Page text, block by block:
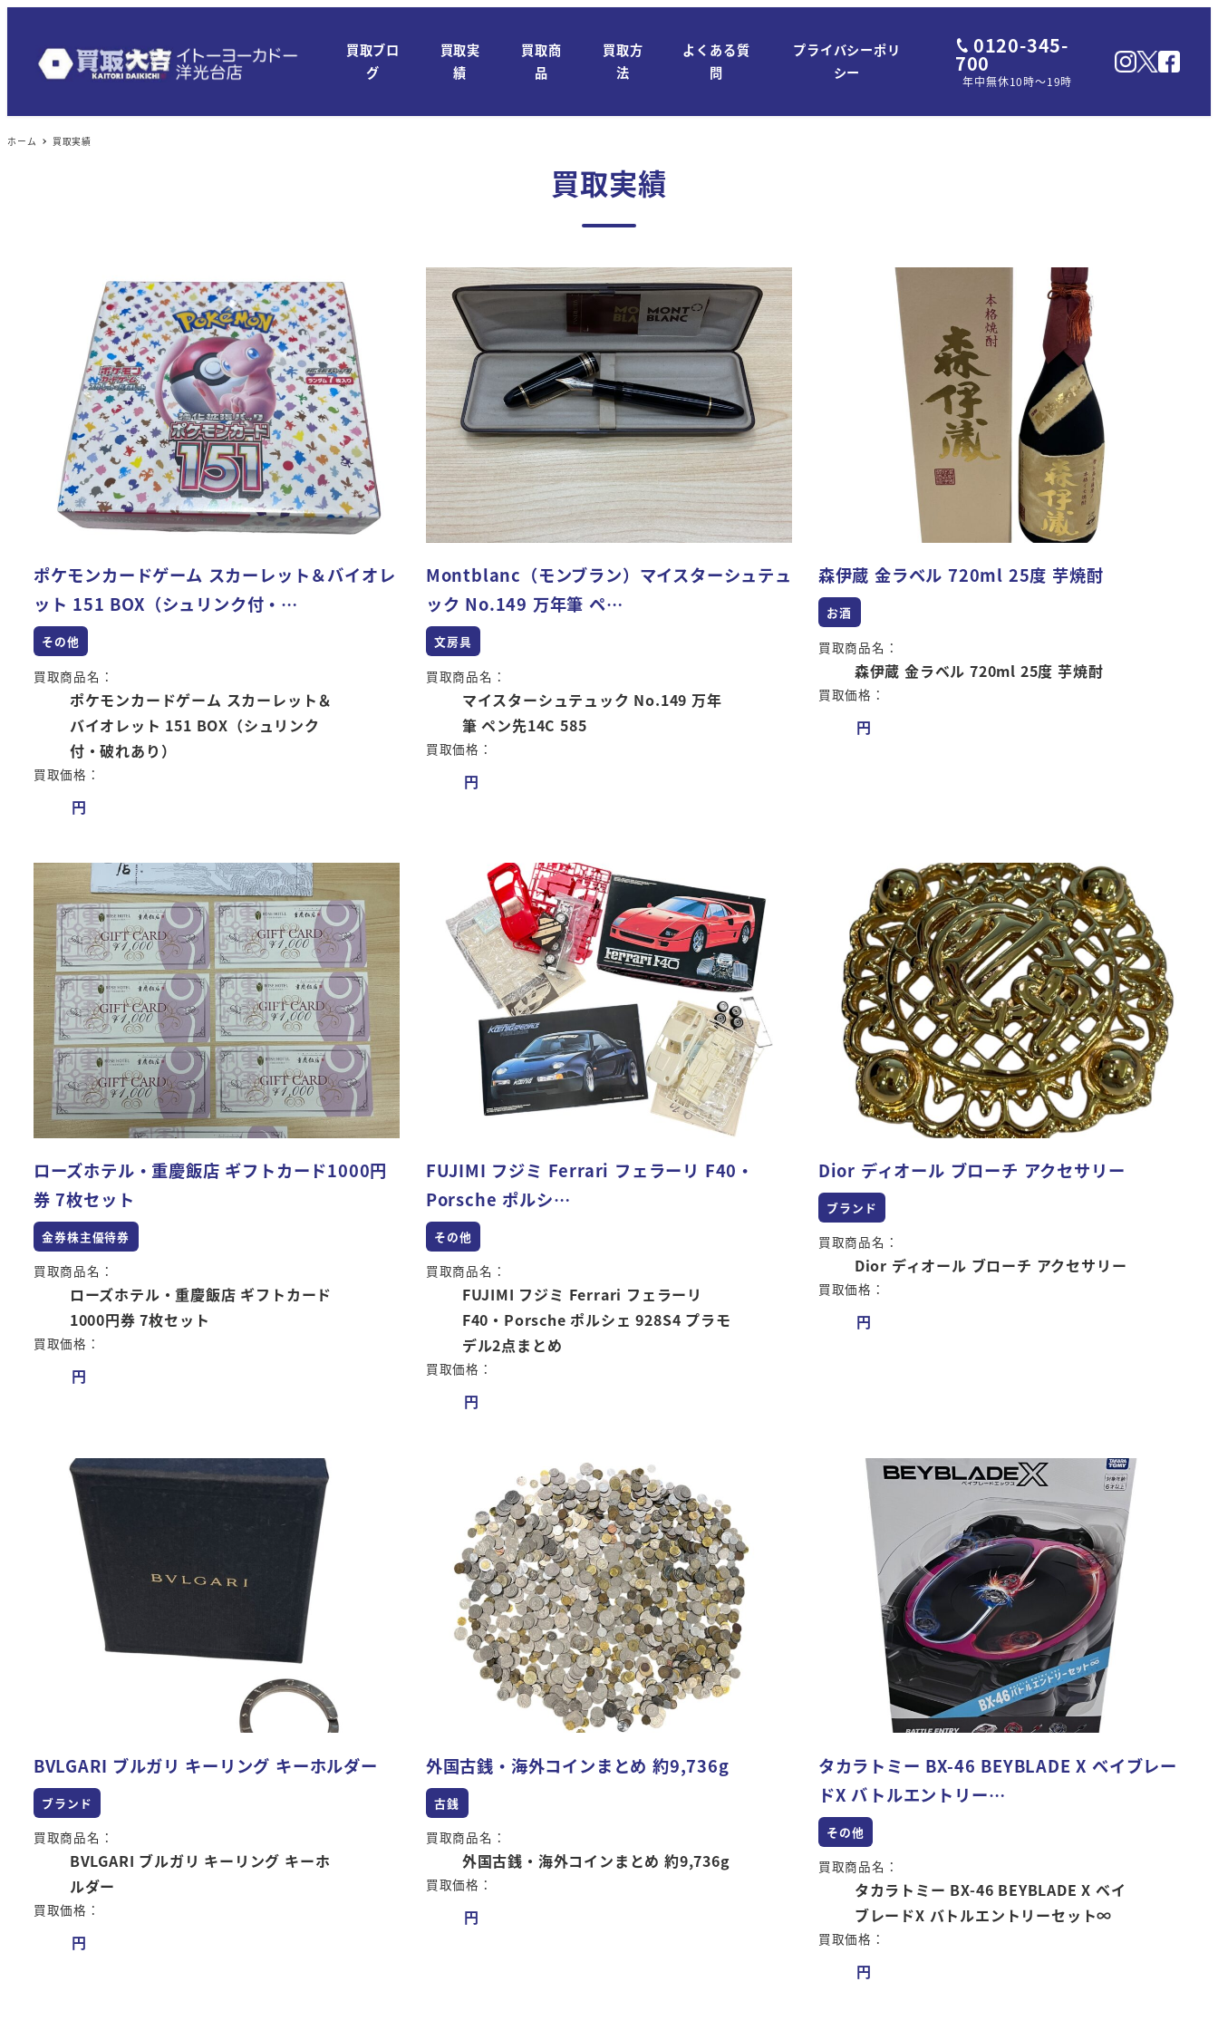
ン
テ
買取ブロ
グ
買取実
績
買取商
品
買取方
法
よくある質
問
プライバシーポリ
シー
0120-345-
700
年中無休10時～19時
ホーム 買取実績
買取実績
ポケモンカードゲーム スカーレット＆バイオレ
ット 151 BOX（シュリンク付・…
その他
買取商品名：
ポケモンカードゲーム スカーレット＆
バイオレット 151 BOX（シュリンク
付・破れあり）
買取価格：
Montblanc（モンブラン）マイスターシュテュ
ック No.149 万年筆 ペ…
文房具
買取商品名：
マイスターシュテュック No.149 万年
筆 ペン先14C 585
買取価格：
森伊蔵 金ラベル 720ml 25度 芋焼酎
お酒
買取商品名：
森伊蔵 金ラベル 720ml 25度 芋焼酎
買取価格：
ローズホテル・重慶飯店 ギフトカード1000円
券 7枚セット
金券株主優待券
買取商品名：
ローズホテル・重慶飯店 ギフトカード
1000円券 7枚セット
買取価格：
FUJIMI フジミ Ferrari フェラーリ F40・
Porsche ポルシ…
その他
買取商品名：
FUJIMI フジミ Ferrari フェラーリ
F40・Porsche ポルシェ 928S4 プラモ
デル2点まとめ
買取価格：
Dior ディオール ブローチ アクセサリー
ブランド
買取商品名：
Dior ディオール ブローチ アクセサリー
買取価格：
BVLGARI ブルガリ キーリング キーホルダー
ブランド
買取商品名：
BVLGARI ブルガリ キーリング キーホ
ルダー
買取価格：
外国古銭・海外コインまとめ 約9,736g
古銭
買取商品名：
外国古銭・海外コインまとめ 約9,736g
買取価格：
タカラトミー BX-46 BEYBLADE X ベイブレー
ドX バトルエントリー…
その他
買取商品名：
タカラトミー BX-46 BEYBLADE X ベイ
ブレードX バトルエントリーセット∞
買取価格：